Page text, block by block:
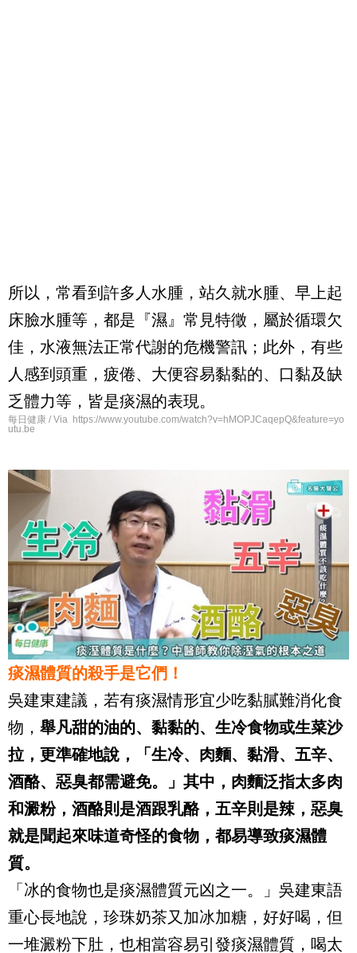
所以，常看到許多人水腫，站久就水腫、早上起
床臉水腫等，都是『濕』常見特徵，屬於循環欠
佳，水液無法正常代謝的危機警訊；此外，有些
人感到頭重，疲倦、大便容易黏黏的、口黏及缺
乏體力等，皆是痰濕的表現。
每日健康 / Via https://www.youtube.com/watch?v=hMOPJCaqepQ&feature=yo
utu.be
痰濕體質的殺手是它們！
吳建東建議，若有痰濕情形宜少吃黏膩難消化食
物， 舉凡甜的油的、黏黏的、生冷食物或生菜沙
拉，更準確地說，「生冷、肉麵、黏滑、五辛、
酒酪、惡臭都需避免。」其中，肉麵泛指太多肉
和澱粉，酒酪則是酒跟乳酪，五辛則是辣，惡臭
就是聞起來味道奇怪的食物，都易導致痰濕體
質。
「冰的食物也是痰濕體質元凶之一。」吳建東語
重心長地說，珍珠奶茶又加冰加糖，好好喝，但
一堆澱粉下肚，也相當容易引發痰濕體質，喝太